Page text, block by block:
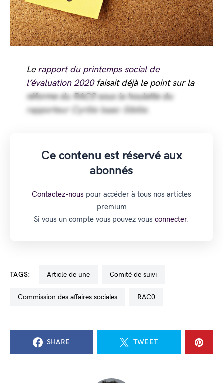
Le rapport du printemps social de
l’évaluation 2020faisait déjà le point sur la
réforme du RAC0 sous la houlette du
rapporteur Cyrille Isaac-Sibille.
Ce contenu est réservé aux
abonnés
Contactez-nous pour accéder à tous nos articles
premium
Si vous un compte vous pouvez vous connecter.
TAGS: Article de une comité de suivi
commission des affaires sociales RAC0
SHARE TWEET